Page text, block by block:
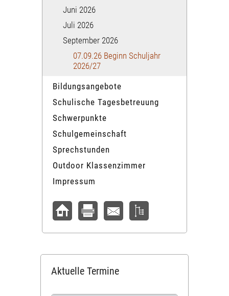
Juni 2026
Juli 2026
September 2026
07.09.26 Beginn Schuljahr
2026/27
Bildungsangebote
Schulische Tagesbetreuung
Schwerpunkte
Schulgemeinschaft
Sprechstunden
Outdoor Klassenzimmer
Impressum
Aktuelle Termine